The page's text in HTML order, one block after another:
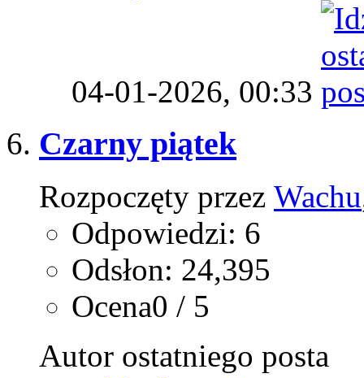
04-01-2026, 00:33
Czarny piątek
Rozpoczęty przez Wachu
Odpowiedzi: 6
Odsłon: 24,395
Ocena0 / 5
Autor ostatniego posta